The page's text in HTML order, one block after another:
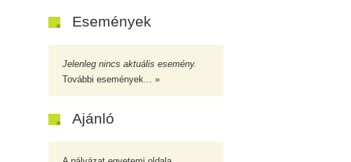
Események
Jelenleg nincs aktuális esemény.
További események... »
Ajánló